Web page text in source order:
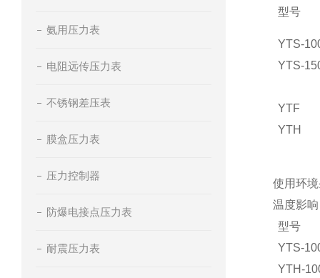
氨用压力表
电阻远传压力表
不锈钢差压表
膜盒压力表
压力控制器
防爆电接点压力表
耐震压力表
型号
YTS-
YTS-
YTF
YTH
使用环
温度影
型号
YTS-
YTH-